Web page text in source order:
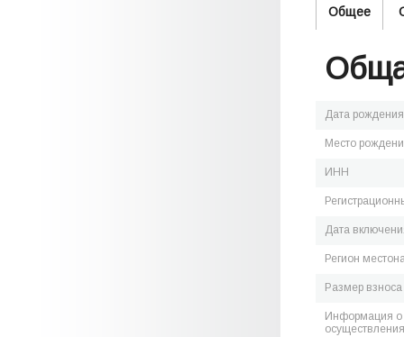
Общее
Дата рождения
Место
ИНН
Дата
Регион
Размер
Информация о